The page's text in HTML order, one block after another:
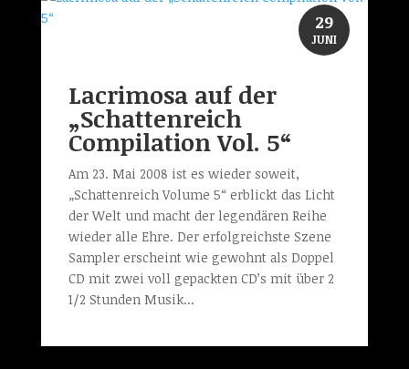
Lacrimosa auf der
„Schattenreich
Compilation Vol. 5“
Am 23. Mai 2008 ist es wieder soweit,
„Schattenreich Volume 5“ erblickt das Licht
der Welt und macht der legendären Reihe
wieder alle Ehre. Der erfolgreichste Szene
Sampler erscheint wie gewohnt als Doppel
CD mit zwei voll gepackten CD’s mit über 2
1/2 Stunden Musik...
29
JUNI